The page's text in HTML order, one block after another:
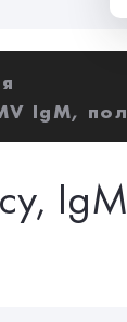
IgM,